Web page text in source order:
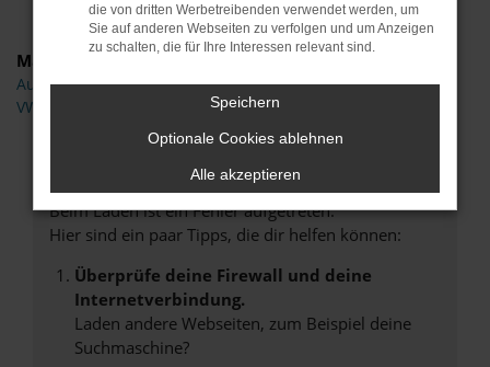
Marken
Audi
VW
Fehler: Network Error
Beim Laden ist ein Fehler aufgetreten.
Hier sind ein paar Tipps, die dir helfen können:
Überprüfe deine Firewall und deine
Internetverbindung.
Laden andere Webseiten, zum Beispiel deine
Suchmaschine?
die von dritten Werbetreibenden verwendet werden, um
Sie auf anderen Webseiten zu verfolgen und um Anzeigen
zu schalten, die für Ihre Interessen relevant sind.
Speichern
Optionale Cookies ablehnen
Alle akzeptieren